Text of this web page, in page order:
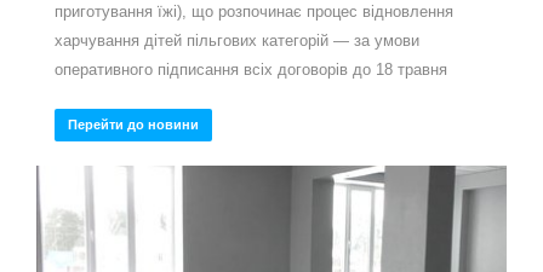
приготування їжі), що розпочинає процес відновлення
харчування дітей пільгових категорій — за умови
оперативного підписання всіх договорів до 18 травня
Перейти до новини